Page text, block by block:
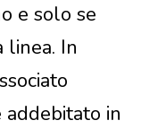
e solo se
linea. In
addebitato in